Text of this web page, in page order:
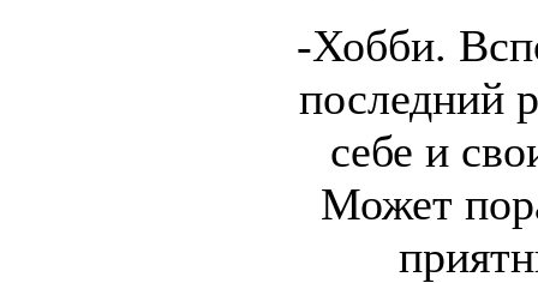
-Хобби.
последний
себе и
Может